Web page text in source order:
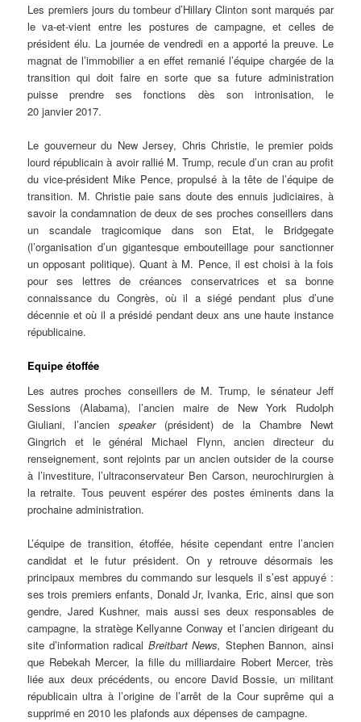
Les premiers jours du tombeur d’Hillary Clinton sont marqués par
le va-et-vient entre les postures de campagne, et celles de
président élu. La journée de vendredi en a apporté la preuve. Le
magnat de l’immobilier a en effet remanié l’équipe chargée de la
transition qui doit faire en sorte que sa future administration
puisse prendre ses fonctions dès son intronisation, le
20 janvier 2017.
Le gouverneur du New Jersey, Chris Christie, le premier poids
lourd républicain à avoir rallié M. Trump, recule d’un cran au profit
du vice-président Mike Pence, propulsé à la tête de l’équipe de
transition. M. Christie paie sans doute des ennuis judiciaires, à
savoir la condamnation de deux de ses proches conseillers dans
un scandale tragicomique dans son Etat, le Bridgegate
(l’organisation d’un gigantesque embouteillage pour sanctionner
un opposant politique). Quant à M. Pence, il est choisi à la fois
pour ses lettres de créances conservatrices et sa bonne
connaissance du Congrès, où il a siégé pendant plus d’une
décennie et où il a présidé pendant deux ans une haute instance
républicaine.
Equipe étoffée
Les autres proches conseillers de M. Trump, le sénateur Jeff
Sessions (Alabama), l’ancien maire de New York Rudolph
Giuliani, l’ancienspeaker(président) de la Chambre Newt
Gingrich et le général Michael Flynn, ancien directeur du
renseignement, sont rejoints par un ancien outsider de la course
à l’investiture, l’ultra­conservateur Ben Carson, neurochirurgien à
la retraite. Tous peuvent espérer des postes éminents dans la
prochaine administration.
L’équipe de transition, étoffée, hésite cependant entre l’ancien
candidat et le futur président. On y retrouve désormais les
principaux membres du commando sur lesquels il s’est appuyé :
ses trois premiers enfants, Donald Jr, Ivanka, Eric, ainsi que son
gendre, Jared Kushner, mais aussi ses deux responsables de
campagne, la stratège Kellyanne Conway et l’ancien dirigeant du
site d’information radical Breitbart News, Stephen ­Bannon, ainsi
que Rebekah Mercer, la fille du milliardaire Robert Mercer, très
liée aux deux précédents, ou encore David Bossie, un militant
républicain ultra à l’origine de l’arrêt de la Cour suprême qui a
supprimé en 2010 les plafonds aux dépenses de campagne.